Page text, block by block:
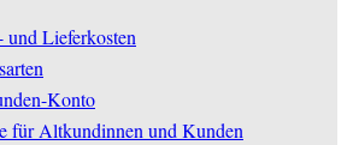
und Lieferkosten
Konto
für Altkundinnen und Kunden